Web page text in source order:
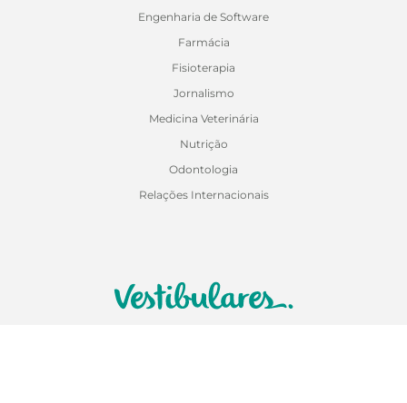
Engenharia de Software
Farmácia
Fisioterapia
Jornalismo
Medicina Veterinária
Nutrição
Odontologia
Relações Internacionais